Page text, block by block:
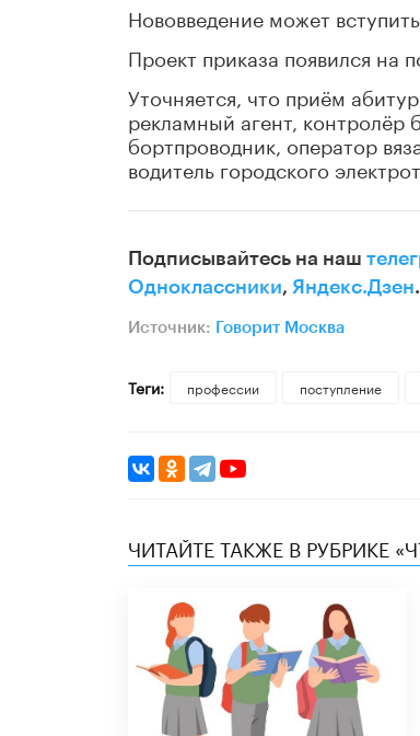
Нововведение может
Проект приказа появился на
Уточняется, что приём
рекламный агент, контролёр
бортпроводник, оператор
водитель городского
Подписывайтесь на наш
Одноклассники, Яндекс.Дзен.
Источник: Говорит Москва
Теги: профессии поступление
ЧИТАЙТЕ ТАКЖЕ В РУБРИКЕ